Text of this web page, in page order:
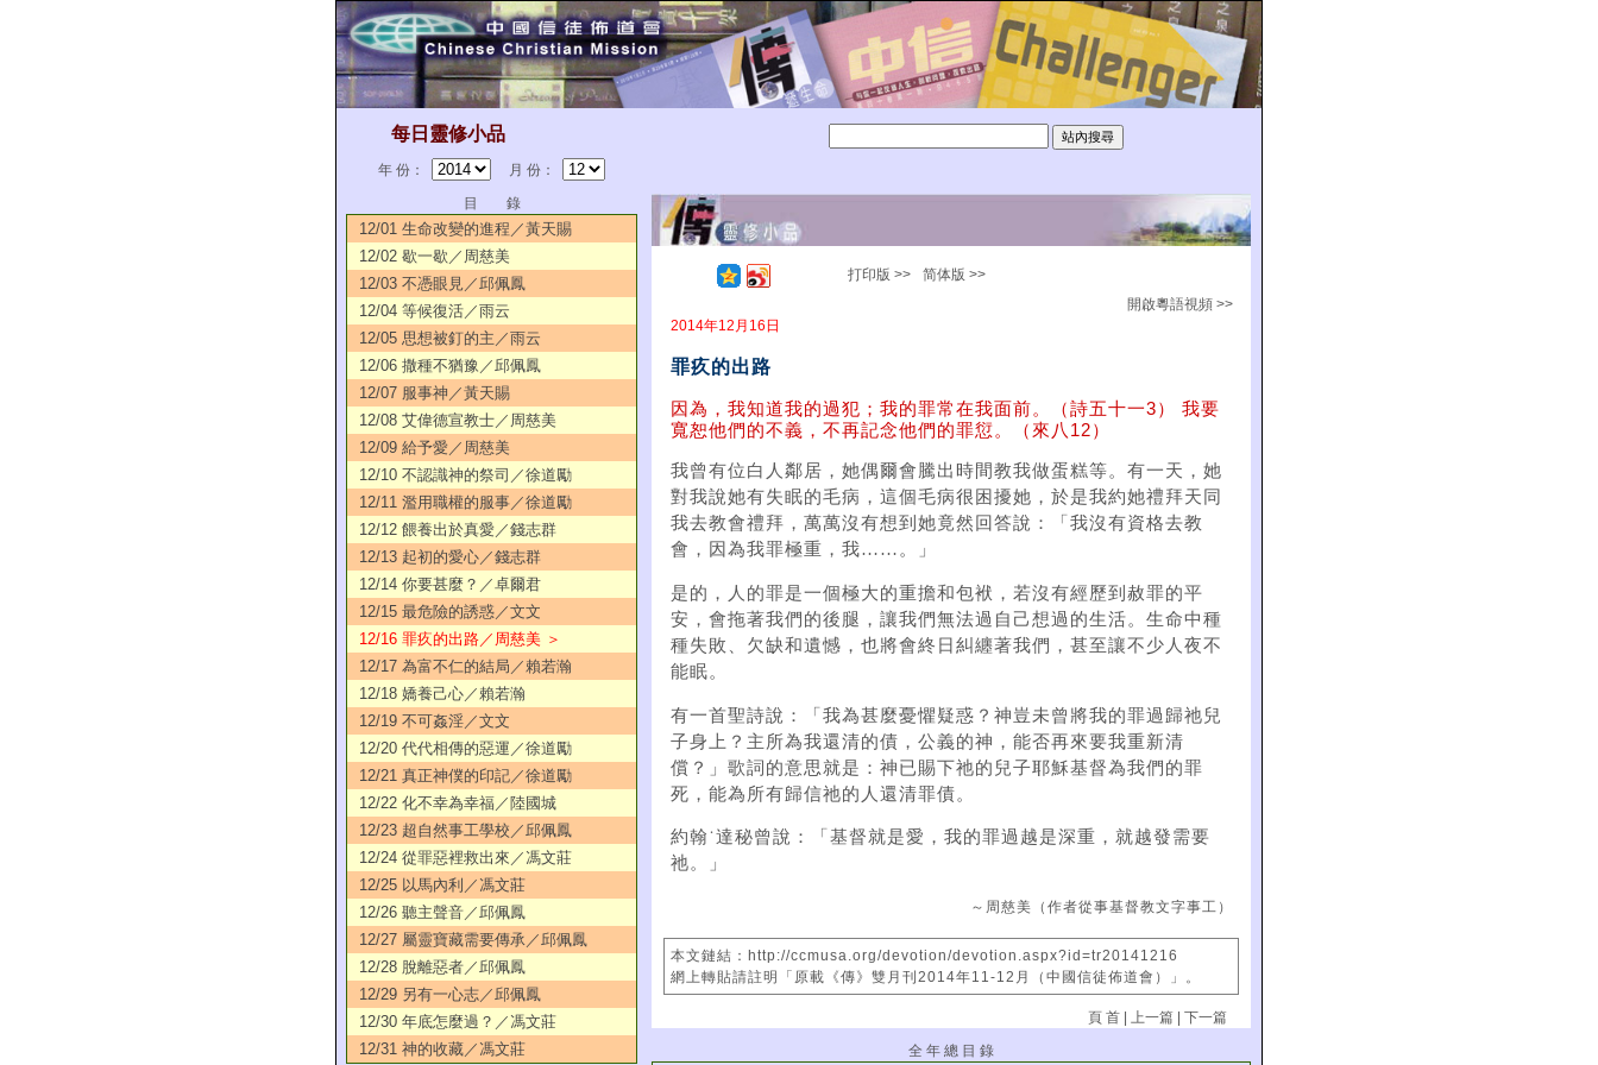
每日靈修小品
年 份：
月 份：
目 錄
12/01 生命改變的進程／黃天賜
12/02 歇一歇／周慈美
12/03 不憑眼見／邱佩鳳
12/04 等候復活／雨云
12/05 思想被釘的主／雨云
12/06 撒種不猶豫／邱佩鳳
12/07 服事神／黃天賜
12/08 艾偉德宣教士／周慈美
12/09 給予愛／周慈美
12/10 不認識神的祭司／徐道勵
12/11 濫用職權的服事／徐道勵
12/12 餵養出於真愛／錢志群
12/13 起初的愛心／錢志群
12/14 你要甚麼？／卓爾君
12/15 最危險的誘惑／文文
12/16 罪疚的出路／周慈美 ＞
12/17 為富不仁的結局／賴若瀚
12/18 嬌養己心／賴若瀚
12/19 不可姦淫／文文
12/20 代代相傳的惡運／徐道勵
12/21 真正神僕的印記／徐道勵
12/22 化不幸為幸福／陸國城
12/23 超自然事工學校／邱佩鳳
12/24 從罪惡裡救出來／馮文莊
12/25 以馬內利／馮文莊
12/26 聽主聲音／邱佩鳳
12/27 屬靈寶藏需要傳承／邱佩鳳
12/28 脫離惡者／邱佩鳳
12/29 另有一心志／邱佩鳳
12/30 年底怎麼過？／馮文莊
12/31 神的收藏／馮文莊
打印版 >>
简体版 >>
開啟粵語視頻 >>
2014年12月16日
罪疚的出路
因為，我知道我的過犯；我的罪常在我面前。（詩五十一3） 我要
寬恕他們的不義，不再記念他們的罪愆。（來八12）
我曾有位白人鄰居，她偶爾會騰出時間教我做蛋糕等。有一天，她
對我說她有失眠的毛病，這個毛病很困擾她，於是我約她禮拜天同
我去教會禮拜，萬萬沒有想到她竟然回答說：「我沒有資格去教
會，因為我罪極重，我……。」
是的，人的罪是一個極大的重擔和包袱，若沒有經歷到赦罪的平
安，會拖著我們的後腿，讓我們無法過自己想過的生活。生命中種
種失敗、欠缺和遺憾，也將會終日糾纏著我們，甚至讓不少人夜不
能眠。
有一首聖詩說：「我為甚麼憂懼疑惑？神豈未曾將我的罪過歸祂兒
子身上？主所為我還清的債，公義的神，能否再來要我重新清
償？」歌詞的意思就是：神已賜下祂的兒子耶穌基督為我們的罪
死，能為所有歸信祂的人還清罪債。
約翰˙達秘曾說：「基督就是愛，我的罪過越是深重，就越發需要
祂。」
～周慈美（作者從事基督教文字事工）
本文鏈結：http://ccmusa.org/devotion/devotion.aspx?id=tr20141216
網上轉貼請註明「原載《傳》雙月刊2014年11-12月（中國信徒佈道會）」。
頁 首 |上一篇 |下一篇
全 年 總 目 錄